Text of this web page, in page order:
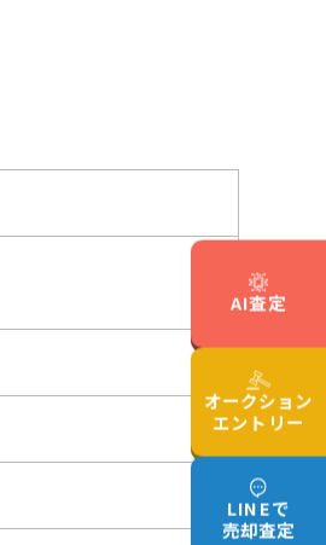
AI査定
オークション
エントリー
LINEで
売却査定